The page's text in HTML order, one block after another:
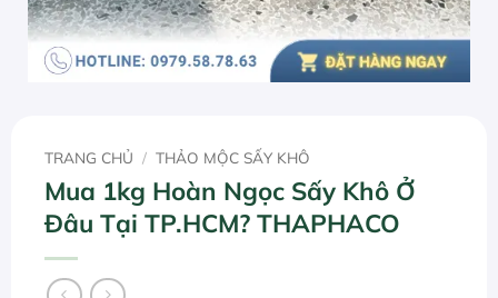
TRANG CHỦ / THẢO MỘC SẤY KHÔ
Mua 1kg Hoàn Ngọc Sấy Khô Ở
Đâu Tại TP.HCM? THAPHACO